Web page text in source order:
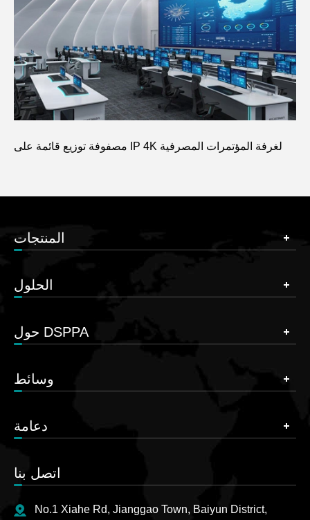
مصفوفة توزيع قائمة على IP 4K لغرفة المؤتمرات المصرفية
المنتجات
الحلول
حول DSPPA
وسائط
دعامة
اتصل بنا
No.1 Xiahe Rd, Jianggao Town, Baiyun District,